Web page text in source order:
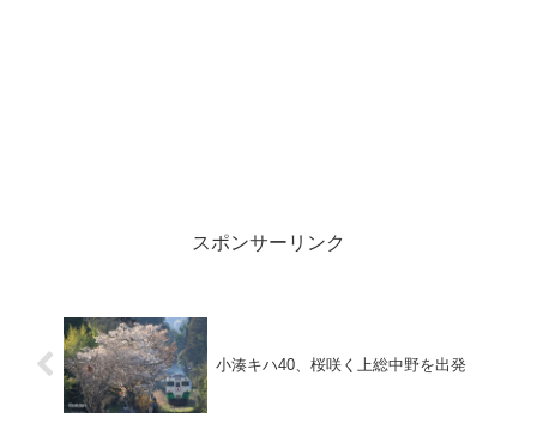
スポンサーリンク
小湊キハ40、桜咲く上総中野を出発